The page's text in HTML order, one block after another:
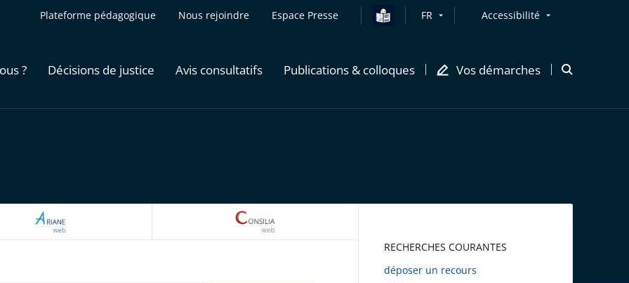
Plateforme pédagogique Nous rejoindre Espace Presse FR Accessibilité
? Décisions de justice Avis consultatifs Publications & colloques Vos démarches
Ouvrir
ARIANEWEB
RECHERCHES COURANTES
déposer un recours